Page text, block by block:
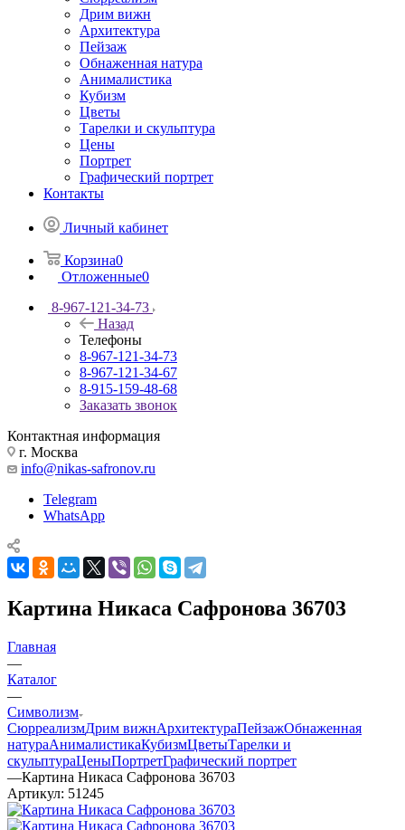
Дрим вижн
Архитектура
Пейзаж
Обнаженная натура
Анималистика
Кубизм
Цветы
Тарелки и скульптура
Цены
Портрет
Графический портрет
Контакты
Личный кабинет
Корзина0
Отложенные0
8-967-121-34-73
Назад
Телефоны
8-967-121-34-73
8-967-121-34-67
8-915-159-48-68
Заказать звонок
Контактная информация
г. Москва
info@nikas-safronov.ru
Telegram
WhatsApp
Картина Никаса Сафронова 36703
Главная
—
Каталог
—
Символизм
СюрреализмДрим вижнАрхитектураПейзажОбнаженная
натураАнималистикаКубизмЦветыТарелки и
скульптураЦеныПортретГрафический портрет
—Картина Никаса Сафронова 36703
Артикул: 51245